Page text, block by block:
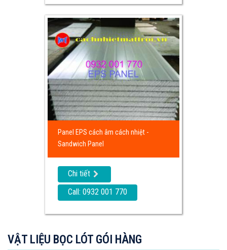
Panel EPS cách âm cách nhiệt -
Sandwich Panel
Chi tiết
Call: 0932 001 770
VẬT LIỆU BỌC LÓT GÓI HÀNG